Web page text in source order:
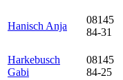
Hanisch Anja
08145
84-31
Harkebusch
Gabi
08145
84-25